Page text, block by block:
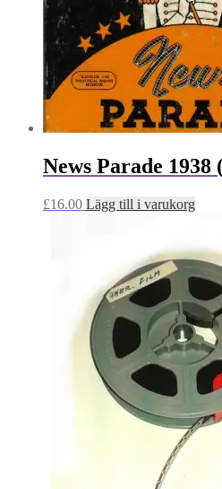
News Parade 1938
£16.00 Lägg till i varukorg